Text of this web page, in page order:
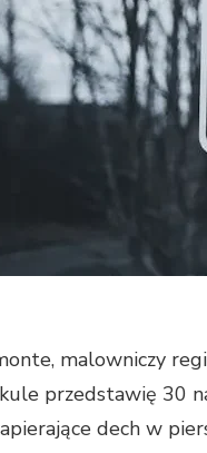
malowniczy
przedstawię 30
dech w